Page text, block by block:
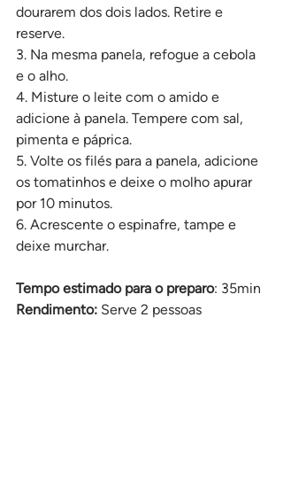
dourarem dos dois lados. Retire e
reserve.
3. Na mesma panela, refogue a cebola
e o alho.
4. Misture o leite com o amido e
adicione à panela. Tempere com sal,
pimenta e páprica.
5. Volte os filés para a panela, adicione
os tomatinhos e deixe o molho apurar
por 10 minutos.
6. Acrescente o espinafre, tampe e
deixe murchar.
Tempo estimado para o preparo: 35min
Rendimento: Serve 2 pessoas